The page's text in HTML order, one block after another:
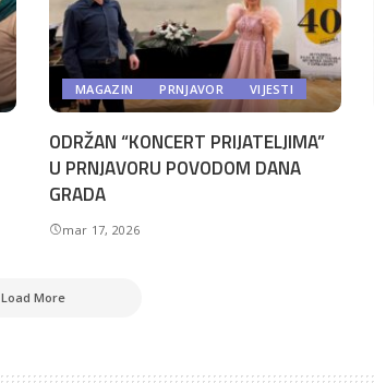
MAGAZIN PRNJAVOR VIJESTI
ODRŽAN “KONCERT PRIJATELJIMA”
U PRNJAVORU POVODOM DANA
GRADA
mar 17, 2026
Load More